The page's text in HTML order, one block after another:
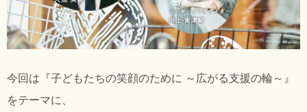
今回は『子どもたちの笑顔のために ～広がる支援の輪～』
をテーマに、